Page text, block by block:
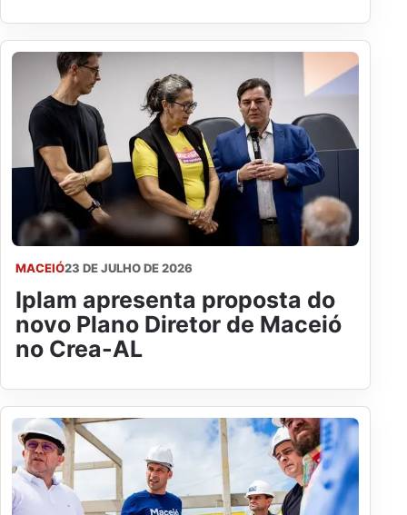
MACEIÓ23 DE JULHO DE 2026
Iplam apresenta proposta do
novo Plano Diretor de Maceió
no Crea-AL